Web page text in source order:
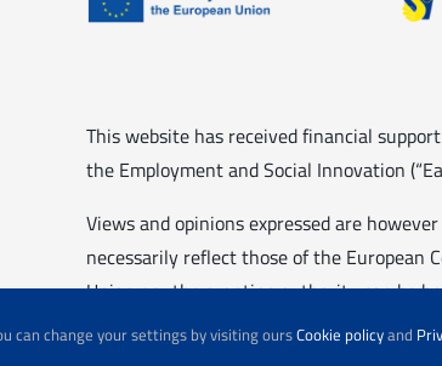
This website has received financial
the Employment and Social Innovation
Views and opinions expressed are
necessarily reflect those of the European
Union nor the granting authority can be
can change your settings by visiting oursCookie policyand